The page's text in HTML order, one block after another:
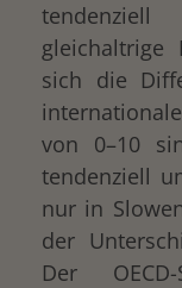
gleichaltrige
sich die
von 0–10
tendenziell
nur in
der
Der